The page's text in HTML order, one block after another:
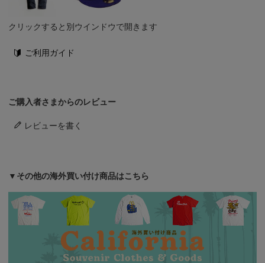
クリックすると別ウインドウで開きます
ご利用ガイド
ご購入者さまからのレビュー
レビューを書く
▼その他の海外買い付け商品はこちら